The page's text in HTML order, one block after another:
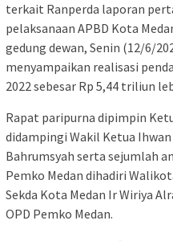
terkait Ranperda laporan
pelaksanaan APBD Kota
gedung dewan, Senin (12/6/
menyampaikan realisasi
2022 sebesar Rp 5,44 triliun
Rapat paripurna dipimpin
didampingi Wakil Ketua Ihwan
Bahrumsyah serta sejumlah
Pemko Medan dihadiri
Sekda Kota Medan Ir Wiriya
OPD Pemko Medan.